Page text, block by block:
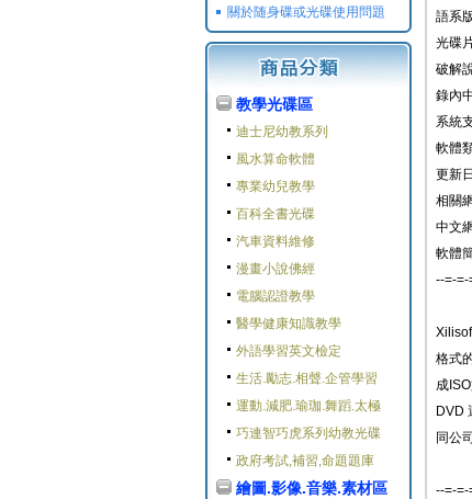
關於随身碟或光碟使用問題
教學光碟區
迪士尼幼教系列
風水算命軟體
專業幼兒教學
百科全書光碟
汽車資料維修
漫畫小說佛經
電腦認證教學
醫學健康知識教學
外語學習英文檢定
生活.勵志.相聲.企管學習
運動.減肥.瑜珈.舞蹈.太極
巧連智巧虎系列幼教光碟
政府考試,補習,命題題庫
繪圖.影像.音樂.素材區
語系
光碟
破解
錄內
系統
軟體
更新
相關
中文
軟體
--=-=-
格式
成
DVD
同公
--=-=-